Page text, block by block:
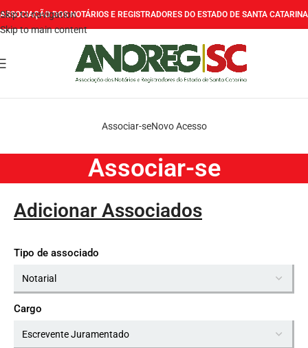
Skip to navigation
Skip to main content
ASSOCIAÇÃO DOS NOTÁRIOS E REGISTRADORES DO ESTADO DE SANTA CATARINA
Associar-seNovo Acesso
Associar-se
Adicionar Associados
Tipo de associado
Cargo